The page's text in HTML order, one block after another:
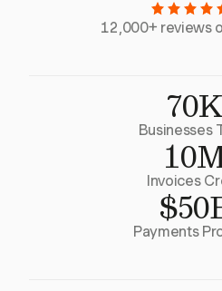
12,000+ reviews
Businesses
Invoices
Payments